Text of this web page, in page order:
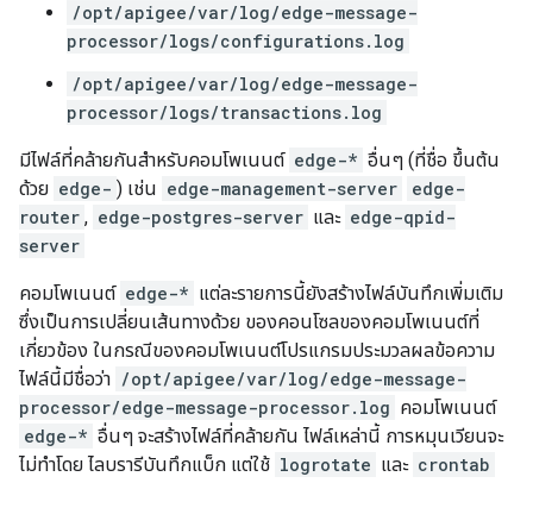
/opt/apigee/var/log/edge-message-
processor/logs/configurations.log
/opt/apigee/var/log/edge-message-
processor/logs/transactions.log
มีไฟล์ที่คล้ายกันสำหรับคอมโพเนนต์ edge-* อื่นๆ (ที่ชื่อ ขึ้นต้น
ด้วย edge- ) เช่น edge-management-server
edge-
router , edge-postgres-server และ edge-qpid-
server
คอมโพเนนต์ edge-* แต่ละรายการนี้ยังสร้างไฟล์บันทึกเพิ่มเติม
ซึ่งเป็นการเปลี่ยนเส้นทางด้วย ของคอนโซลของคอมโพเนนต์ที่
เกี่ยวข้อง ในกรณีของคอมโพเนนต์โปรแกรมประมวลผลข้อความ
ไฟล์นี้มีชื่อว่า /opt/apigee/var/log/edge-message-
processor/edge-message-processor.log คอมโพเนนต์
edge-* อื่นๆ จะสร้างไฟล์ที่คล้ายกัน ไฟล์เหล่านี้ การหมุนเวียนจะ
ไม่ทำโดย ไลบรารีบันทึกแบ็ก แต่ใช้ logrotate และ crontab